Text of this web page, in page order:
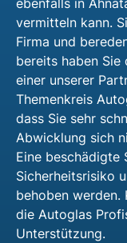
vermitteln kann.
Firma und
bereits haben
einer unserer
Themenkreis
dass Sie sehr
Abwicklung sich
Eine beschädigte
Sicherheitsrisiko
behoben werden.
die Autoglas
Unterstützung.